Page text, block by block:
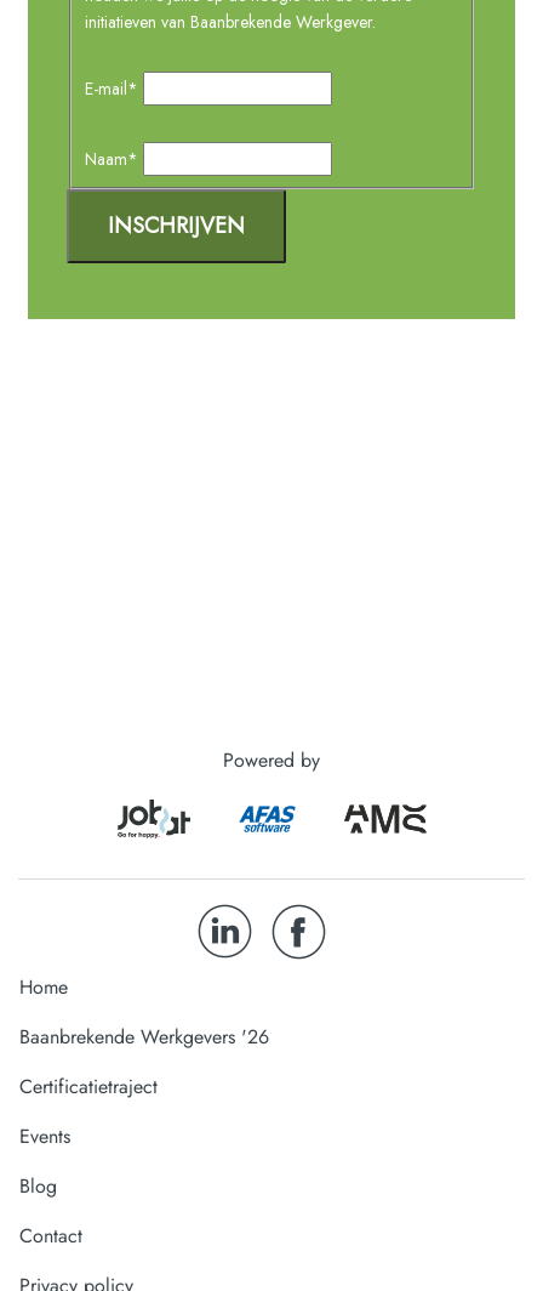
Powered by
Home
Baanbrekende Werkgevers '26
Certificatietraject
Events
Blog
Contact